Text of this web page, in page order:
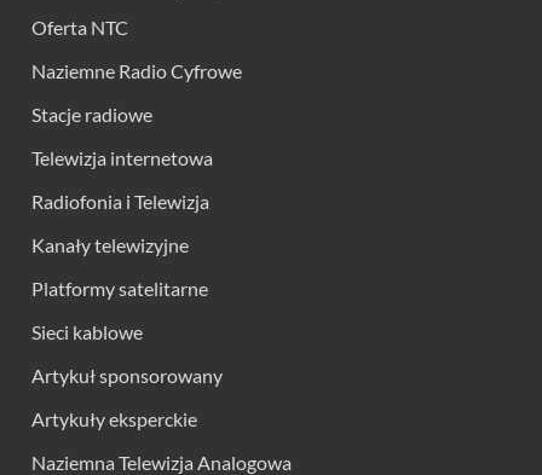
Oferta NTC
Naziemne Radio Cyfrowe
Stacje radiowe
Telewizja internetowa
Radiofonia i Telewizja
Kanały telewizyjne
Platformy satelitarne
Sieci kablowe
Artykuł sponsorowany
Artykuły eksperckie
Naziemna Telewizja Analogowa